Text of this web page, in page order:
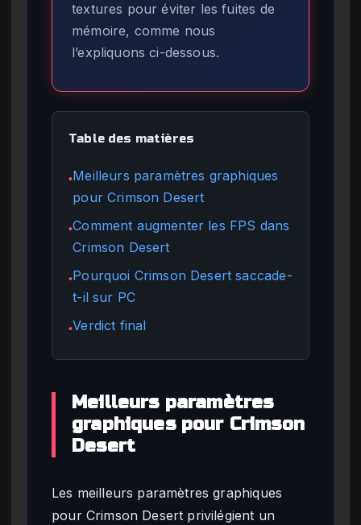
textures pour éviter les fuites de
mémoire, comme nous
l’expliquons ci-dessous.
Table des matières
●Meilleurs paramètres graphiques
pour Crimson Desert
●Comment augmenter les FPS dans
Crimson Desert
●Pourquoi Crimson Desert saccade-
t-il sur PC
●Verdict final
Meilleurs paramètres
graphiques pour Crimson
Desert
Les meilleurs paramètres graphiques
pour Crimson Desert privilégient un